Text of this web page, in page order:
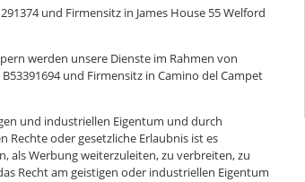
und Firmensitz in James House 55 Welford
werden unsere Dienste im Rahmen von
und Firmensitz in Camino del Campet
und industriellen Eigentum und durch
oder gesetzliche Erlaubnis ist es
als Werbung weiterzuleiten, zu verbreiten, zu
Recht am geistigen oder industriellen Eigentum